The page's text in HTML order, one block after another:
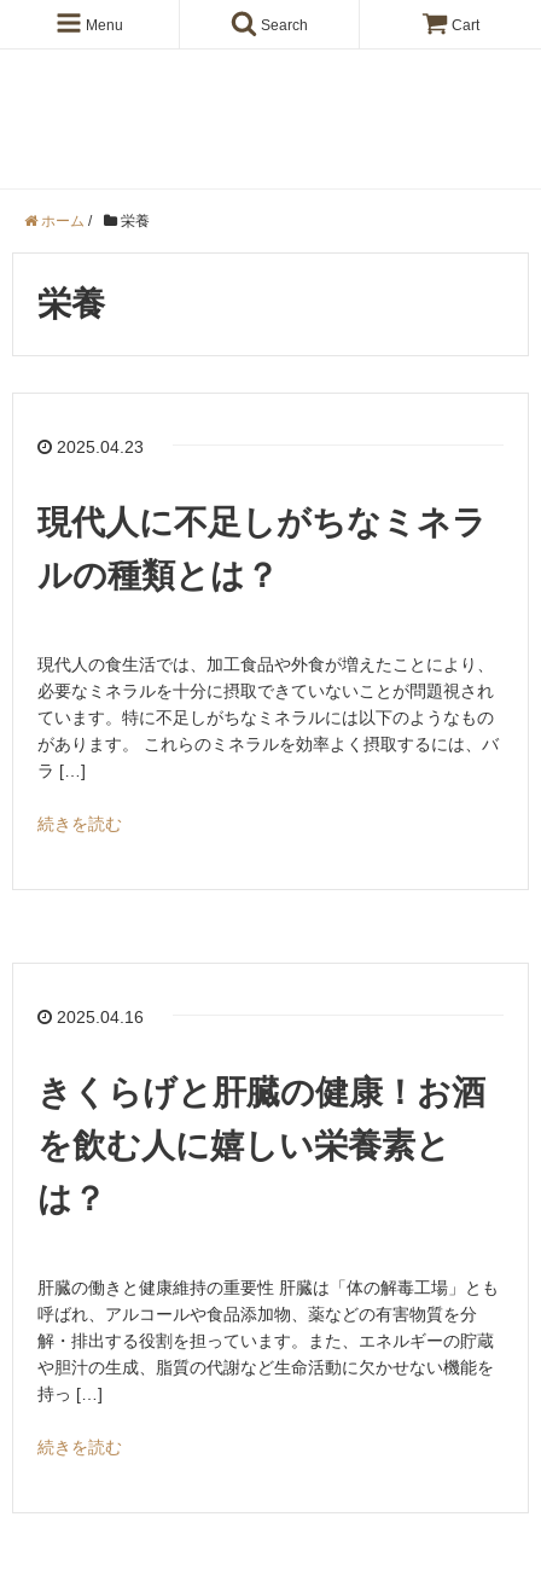
Menu Search Cart
ホーム / 栄養
栄養
2025.04.23
現代人に不足しがちなミネラ
ルの種類とは？
現代人の食生活では、加工食品や外食が増えたことにより、
必要なミネラルを十分に摂取できていないことが問題視され
ています。特に不足しがちなミネラルには以下のようなもの
があります。 これらのミネラルを効率よく摂取するには、バ
ラ […]
続きを読む
2025.04.16
きくらげと肝臓の健康！お酒
を飲む人に嬉しい栄養素と
は？
肝臓の働きと健康維持の重要性 肝臓は「体の解毒工場」とも
呼ばれ、アルコールや食品添加物、薬などの有害物質を分
解・排出する役割を担っています。また、エネルギーの貯蔵
や胆汁の生成、脂質の代謝など生命活動に欠かせない機能を
持っ […]
続きを読む